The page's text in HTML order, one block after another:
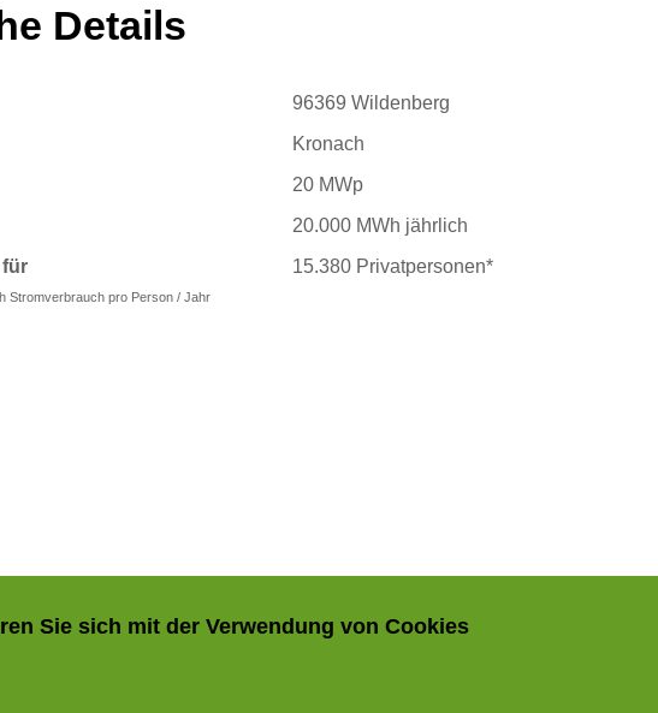
Details
96369 Wildenberg
Kronach
20 MWp
20.000 MWh jährlich
für
15.380 Privatpersonen*
Stromverbrauch pro Person / Jahr
Sie sich mit der Verwendung von Cookies